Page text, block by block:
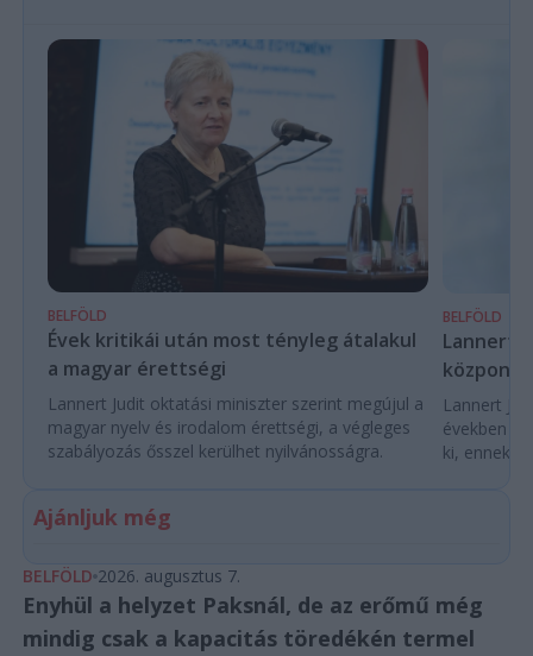
BELFÖLD
Évek kritikái után most tényleg átalakul
a magyar érettségi
Lannert Judit oktatási miniszter szerint megújul a
magyar nyelv és irodalom érettségi, a végleges
szabályozás ősszel kerülhet nyilvánosságra.
BELFÖLD
Lannert
Lannert
években
ki, ennek
Ajánljuk még
BELFÖLD 2026. augusztus 7.
Enyhül a helyzet Paksnál, de az erőmű még
mindig csak a kapacitás töredékén termel